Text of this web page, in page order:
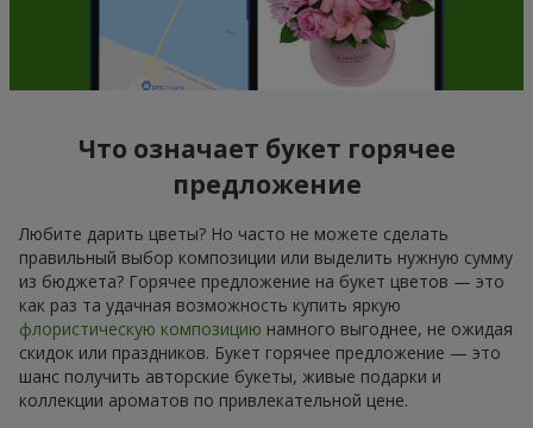
Что означает букет горячее
предложение
Любите дарить цветы? Но часто не можете сделать
правильный выбор композиции или выделить нужную сумму
из бюджета? Горячее предложение на букет цветов — это
как раз та удачная возможность купить яркую
флористическую композицию намного выгоднее, не ожидая
скидок или праздников. Букет горячее предложение — это
шанс получить авторские букеты, живые подарки и
коллекции ароматов по привлекательной цене.